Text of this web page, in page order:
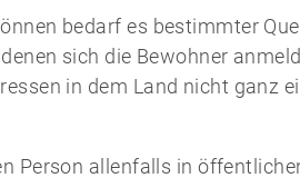
bedarf es bestimmter
sich die Bewohner
in dem Land nicht ganz
Person allenfalls in